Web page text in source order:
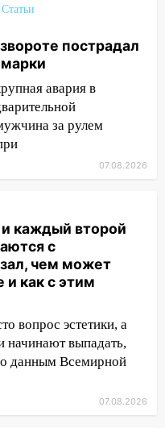
перед
крупный пожар
с
с чужими
накопил
Ульяновской
до 1 июля
и обращение
Статьи
пострадал
авария в
за рулем
07.08.2026
каждый второй
с
чем может
и как с этим
вопрос эстетики, а
начинают выпадать,
данным Всемирной
07.08.2026